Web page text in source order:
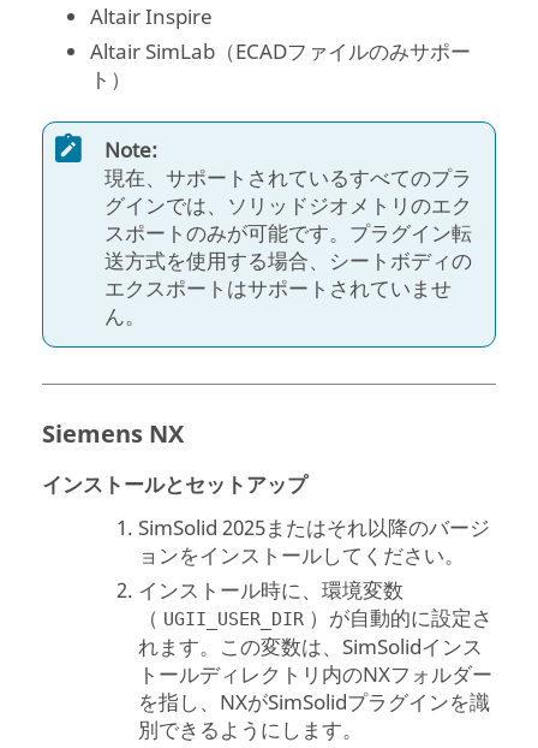
Altair Inspire
Altair SimLab（ECADファイルのみサポー
ト）
Note:
現在、サポートされているすべてのプラ
グインでは、ソリッドジオメトリのエク
スポートのみが可能です。プラグイン転
送方式を使用する場合、シートボディの
エクスポートはサポートされていませ
ん。
Siemens NX
インストールとセットアップ
SimSolid 2025またはそれ以降のバージ
ョンをインストールしてください。
インストール時に、環境変数
（ UGII_USER_DIR ）が自動的に設定さ
れます。この変数は、SimSolidインス
トールディレクトリ内のNXフォルダー
を指し、NXがSimSolidプラグインを識
別できるようにします。